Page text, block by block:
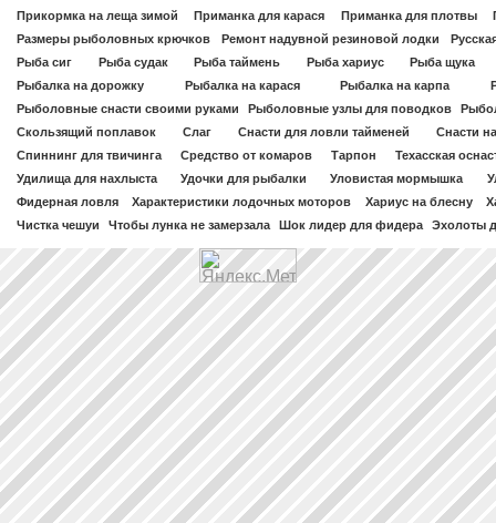
Прикормка на леща зимой
Приманка для карася Приманка для плотвы
Размеры рыболовных крючков
Ремонт надувной резиновой лодки
Рыба сиг
Рыба судак Рыба таймень Рыба хариус
Рыба щука
Рыбалка на дорожку
Рыбалка на карася Рыбалка на карпа
Рыболовные снасти своими руками
Рыболовные узлы для поводков
Скользящий поплавок
Слаг Снасти для ловли тайменей
Снасти
Спиннинг для твичинга
Средство от комаров Тарпон
Техасская
Удилища для нахлыста
Удочки для рыбалки Уловистая мормышка
Фидерная ловля
Характеристики лодочных моторов Хариус на блесну
Чистка чешуи
Чтобы лунка не замерзала Шок лидер для фидера Эхолоты